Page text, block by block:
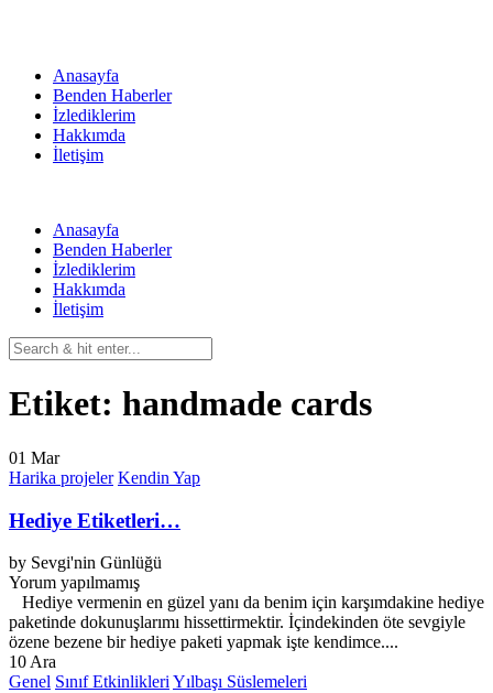
Anasayfa
Benden Haberler
İzlediklerim
Hakkımda
İletişim
Anasayfa
Benden Haberler
İzlediklerim
Hakkımda
İletişim
Etiket: handmade cards
01 Mar
Harika projeler Kendin Yap
Hediye Etiketleri…
by Sevgi'nin Günlüğü
Yorum yapılmamış
Hediye vermenin en güzel yanı da benim için karşımdakine hediye
paketinde dokunuşlarımı hissettirmektir. İçindekinden öte sevgiyle
özene bezene bir hediye paketi yapmak işte kendimce....
10 Ara
Genel Sınıf Etkinlikleri Yılbaşı Süslemeleri